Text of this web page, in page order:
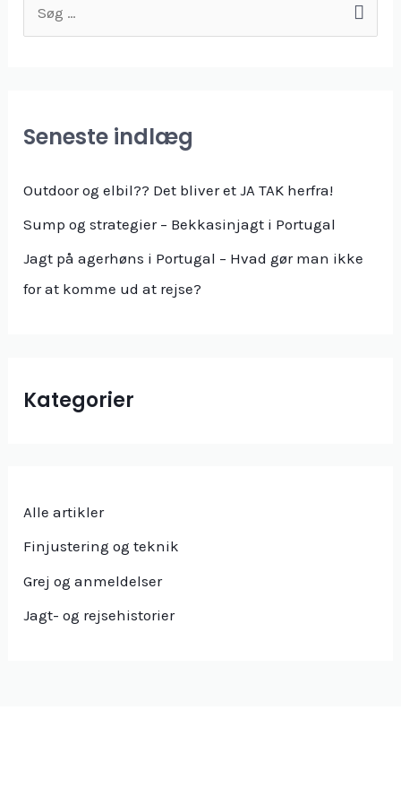
ø
f
e
r
Seneste indlæg
Outdoor og elbil?? Det bliver et JA TAK herfra!
Sump og strategier – Bekkasinjagt i Portugal
Jagt på agerhøns i Portugal – Hvad gør man ikke
for at komme ud at rejse?
Kategorier
Alle artikler
Finjustering og teknik
Grej og anmeldelser
Jagt- og rejsehistorier